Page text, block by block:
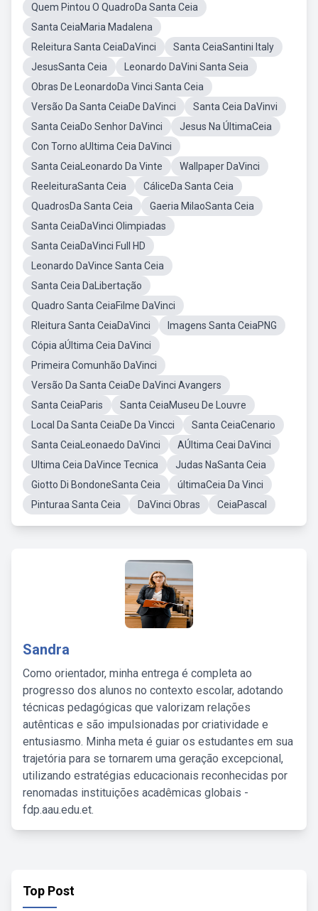
Quem Pintou O QuadroDa Santa Ceia
Santa CeiaMaria Madalena
Releitura Santa CeiaDaVinci
Santa CeiaSantini Italy
JesusSanta Ceia
Leonardo DaVini Santa Seia
Obras De LeonardoDa Vinci Santa Ceia
Versão Da Santa CeiaDe DaVinci
Santa Ceia DaVinvi
Santa CeiaDo Senhor DaVinci
Jesus Na ÚltimaCeia
Con Torno aUltima Ceia DaVinci
Santa CeiaLeonardo Da Vinte
Wallpaper DaVinci
ReeleituraSanta Ceia
CáliceDa Santa Ceia
QuadrosDa Santa Ceia
Gaeria MilaoSanta Ceia
Santa CeiaDaVinci Olimpiadas
Santa CeiaDaVinci Full HD
Leonardo DaVince Santa Ceia
Santa Ceia DaLibertação
Quadro Santa CeiaFilme DaVinci
Rleitura Santa CeiaDaVinci
Imagens Santa CeiaPNG
Cópia aÚltima Ceia DaVinci
Primeira Comunhão DaVinci
Versão Da Santa CeiaDe DaVinci Avangers
Santa CeiaParis
Santa CeiaMuseu De Louvre
Local Da Santa CeiaDe Da Vincci
Santa CeiaCenario
Santa CeiaLeonaedo DaVinci
AÚltima Ceai DaVinci
Ultima Ceia DaVince Tecnica
Judas NaSanta Ceia
Giotto Di BondoneSanta Ceia
últimaCeia Da Vinci
Pinturaa Santa Ceia
DaVinci Obras CeiaPascal
Sandra
Como orientador, minha entrega é completa ao
progresso dos alunos no contexto escolar, adotando
técnicas pedagógicas que valorizam relações
autênticas e são impulsionadas por criatividade e
entusiasmo. Minha meta é guiar os estudantes em sua
trajetória para se tornarem uma geração excepcional,
utilizando estratégias educacionais reconhecidas por
renomadas instituições acadêmicas globais -
fdp.aau.edu.et.
Top Post